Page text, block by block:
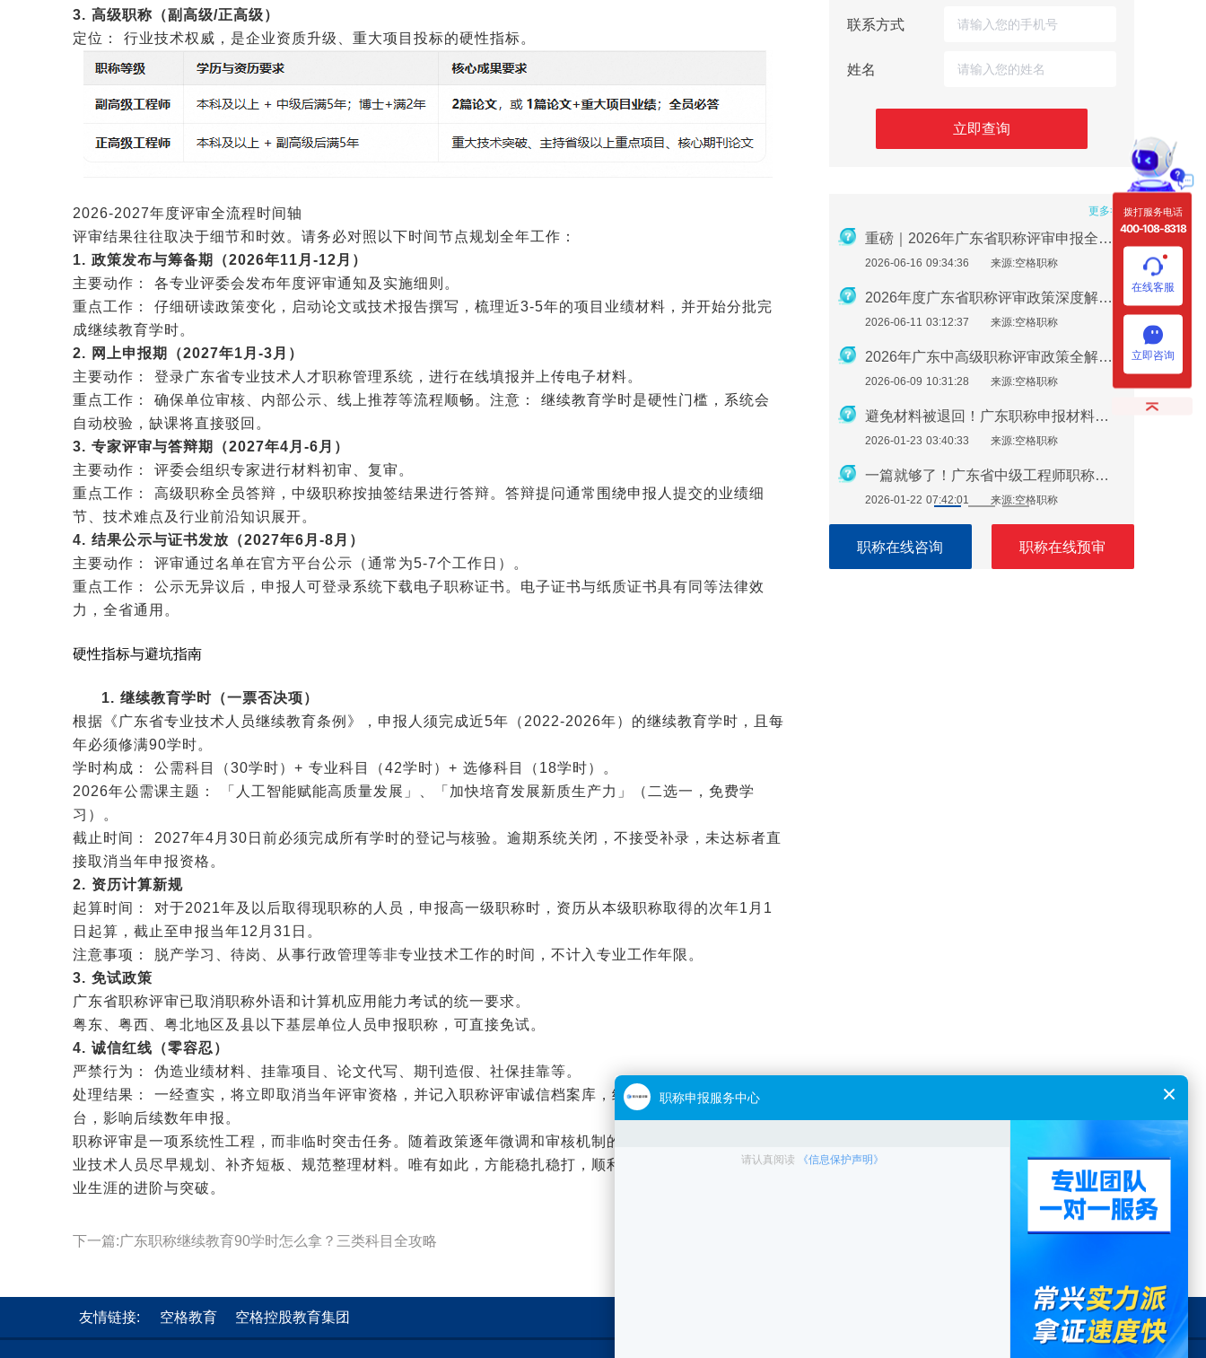
3. 高级职称（副高级/正高级）
定位： 行业技术权威，是企业资质升级、重大项目投标的硬性指标。
2026-2027年度评审全流程时间轴
评审结果往往取决于细节和时效。请务必对照以下时间节点规划全年工作：
1. 政策发布与筹备期（2026年11月-12月）
主要动作： 各专业评委会发布年度评审通知及实施细则。
重点工作： 仔细研读政策变化，启动论文或技术报告撰写，梳理近3-5年的项目业绩材料，并开始分批完
成继续教育学时。
2. 网上申报期（2027年1月-3月）
主要动作： 登录广东省专业技术人才职称管理系统，进行在线填报并上传电子材料。
重点工作： 确保单位审核、内部公示、线上推荐等流程顺畅。注意： 继续教育学时是硬性门槛，系统会
自动校验，缺课将直接驳回。
3. 专家评审与答辩期（2027年4月-6月）
主要动作： 评委会组织专家进行材料初审、复审。
重点工作： 高级职称全员答辩，中级职称按抽签结果进行答辩。答辩提问通常围绕申报人提交的业绩细
节、技术难点及行业前沿知识展开。
4. 结果公示与证书发放（2027年6月-8月）
主要动作： 评审通过名单在官方平台公示（通常为5-7个工作日）。
重点工作： 公示无异议后，申报人可登录系统下载电子职称证书。电子证书与纸质证书具有同等法律效
力，全省通用。
硬性指标与避坑指南
1. 继续教育学时（一票否决项）
根据《广东省专业技术人员继续教育条例》，申报人须完成近5年（2022-2026年）的继续教育学时，且每
年必须修满90学时。
学时构成： 公需科目（30学时）+ 专业科目（42学时）+ 选修科目（18学时）。
2026年公需课主题： 「人工智能赋能高质量发展」、「加快培育发展新质生产力」（二选一，免费学
习）。
截止时间： 2027年4月30日前必须完成所有学时的登记与核验。逾期系统关闭，不接受补录，未达标者直
接取消当年申报资格。
2. 资历计算新规
起算时间： 对于2021年及以后取得现职称的人员，申报高一级职称时，资历从本级职称取得的次年1月1
日起算，截止至申报当年12月31日。
注意事项： 脱产学习、待岗、从事行政管理等非专业技术工作的时间，不计入专业工作年限。
3. 免试政策
广东省职称评审已取消职称外语和计算机应用能力考试的统一要求。
粤东、粤西、粤北地区及县以下基层单位人员申报职称，可直接免试。
4. 诚信红线（零容忍）
严禁行为： 伪造业绩材料、挂靠项目、论文代写、期刊造假、社保挂靠等。
处理结果： 一经查实，将立即取消当年评审资格，并记入职称评审诚信档案库，纳入全国信用信息共享平
台，影响后续数年申报。
职称评审是一项系统性工程，而非临时突击任务。随着政策逐年微调和审核机制的日益规范，建议广大专
业技术人员尽早规划、补齐短板、规范整理材料。唯有如此，方能稳扎稳打，顺利通过评审，实现个人职
业生涯的进阶与突破。
下一篇:广东职称继续教育90学时怎么拿？三类科目全攻略
联系方式
姓名
立即查询
更多>>
重磅｜2026年广东省职称评审申报全流程指南
2026-06-16 09:34:36 来源:空格职称
2026年度广东省职称评审政策深度解析：申报条件、时间规划与避坑指南
2026-06-11 03:12:37 来源:空格职称
2026年广东中高级职称评审政策全解析：条件、流程与实操指南
2026-06-09 10:31:28 来源:空格职称
避免材料被退回！广东职称申报材料指南（2026最新版）
2026-01-23 03:40:33 来源:空格职称
一篇就够了！广东省中级工程师职称评定需要准备哪些材料？
2026-01-22 07:42:01 来源:空格职称
2026-01-
2026-01-
2026-01-09 08:27:05
2026-01-07 10:28:59 来源:空格职称
职称在线咨询 职称在线预审
友情链接: 空格教育 空格控股教育集团
拨打服务电话
400-108-8318
在线客服
立即咨询